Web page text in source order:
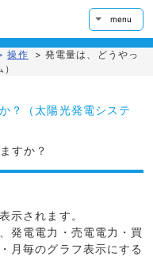
menu
操作 > 発電量は、どうやっ
？（太陽光発電システ
すか？
示されます。
発電電力・売電電力・買
月毎のグラフ表示にする